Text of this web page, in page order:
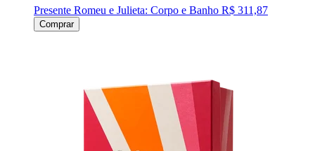
Presente Romeu e Julieta: Corpo e Banho R$ 311,87
Comprar